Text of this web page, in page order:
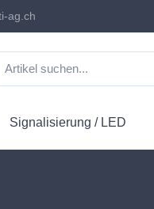
ag.ch
Signalisierung / LED